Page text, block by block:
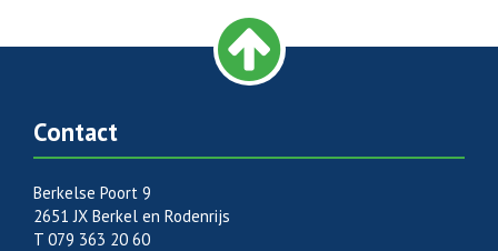
Contact
Berkelse Poort 9
2651 JX Berkel en Rodenrijs
T 079 363 20 60